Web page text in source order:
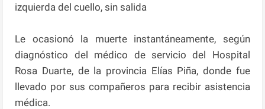
izquierda del cuello, sin salida
Le ocasionó la muerte instantáneamente, según
diagnóstico del médico de servicio del Hospital
Rosa Duarte, de la provincia Elías Piña, donde fue
llevado por sus compañeros para recibir asistencia
médica.